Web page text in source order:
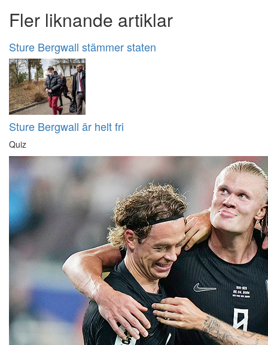
Fler liknande artiklar
Sture Bergwall stämmer staten
Sture Bergwall är helt fri
Quiz